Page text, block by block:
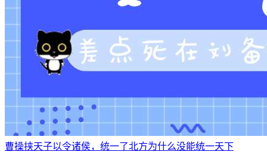
曹操挟天子以令诸侯，统一了北方为什么没能统一天下